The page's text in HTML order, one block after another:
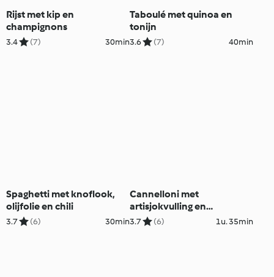
Rijst met kip en
champignons
3.4 (7) 30min
Taboulé met quinoa en
tonijn
3.6 (7) 40min
Spaghetti met knoflook,
olijfolie en chili
3.7 (6) 30min
Cannelloni met
artisjokvulling en
tomatensaus
3.7 (6) 1u. 35min